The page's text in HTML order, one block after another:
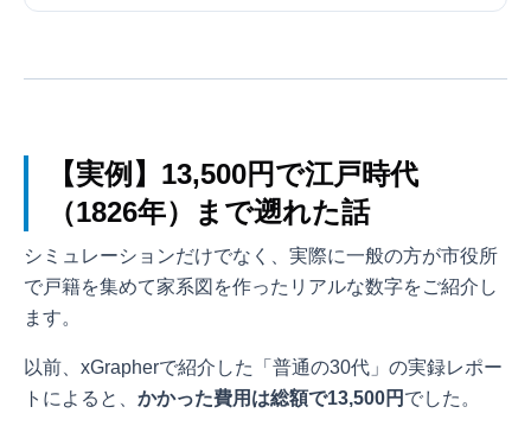
【実例】13,500円で江戸時代
（1826年）まで遡れた話
シミュレーションだけでなく、実際に一般の方が市役所
で戸籍を集めて家系図を作ったリアルな数字をご紹介し
ます。
以前、xGrapherで紹介した「普通の30代」の実録レポー
トによると、 かかった費用は総額で13,500円 でした。